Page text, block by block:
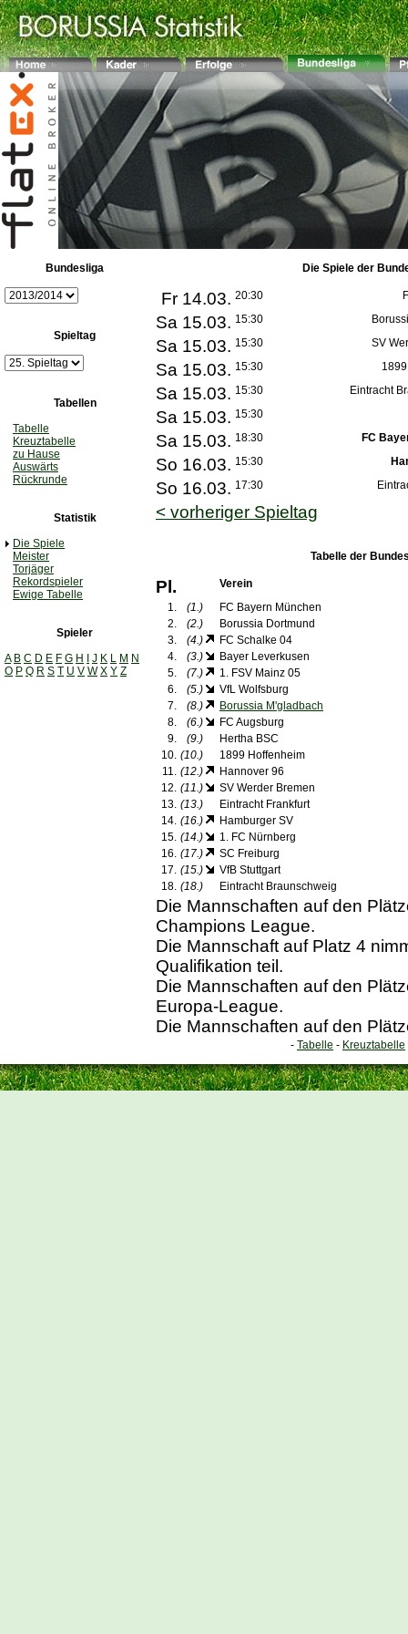
Bundesliga
Spieltag
Tabellen
Tabelle
Kreuztabelle
zu Hause
Auswärts
Rückrunde
Statistik
Die Spiele
Meister
Torjäger
Rekordspieler
Ewige Tabelle
Spieler
A B C D E F G H J K L M N
O P Q R S T U V W X Y Z
Die Spiele der
Fr 14.03. 20:30
Sa 15.03. 15:30
Sa 15.03. 15:30 SV
Sa 15.03. 15:30
Sa 15.03. 15:30 Eintracht
Sa 15.03. 15:30
Sa 15.03. 18:30 FC
So 16.03. 15:30
So 16.03. 17:30
< vorheriger Spieltag
Tabelle der
Pl.
Verein
1.
(1.)
FC Bayern München
2.
(2.)
Borussia Dortmund
3.
(4.)
FC Schalke 04
4.
(3.)
Bayer Leverkusen
5.
(7.)
1. FSV Mainz 05
6.
(5.)
VfL Wolfsburg
7.
(8.)
Borussia M'gladbach
8.
(6.)
FC Augsburg
9.
(9.)
Hertha BSC
10. (10.)
1899 Hoffenheim
11. (12.)
Hannover 96
12. (11.)
SV Werder Bremen
13. (13.)
Eintracht Frankfurt
14. (16.)
Hamburger SV
15. (14.)
1. FC Nürnberg
16. (17.)
SC Freiburg
17. (15.)
VfB Stuttgart
18. (18.) Eintracht Braunschweig
Die Mannschaften auf den
Champions League.
Die Mannschaft auf Platz 4
Qualifikation teil.
Die Mannschaften auf den
Europa-League.
Die Mannschaften auf den
- Tabelle - Kreuztabelle